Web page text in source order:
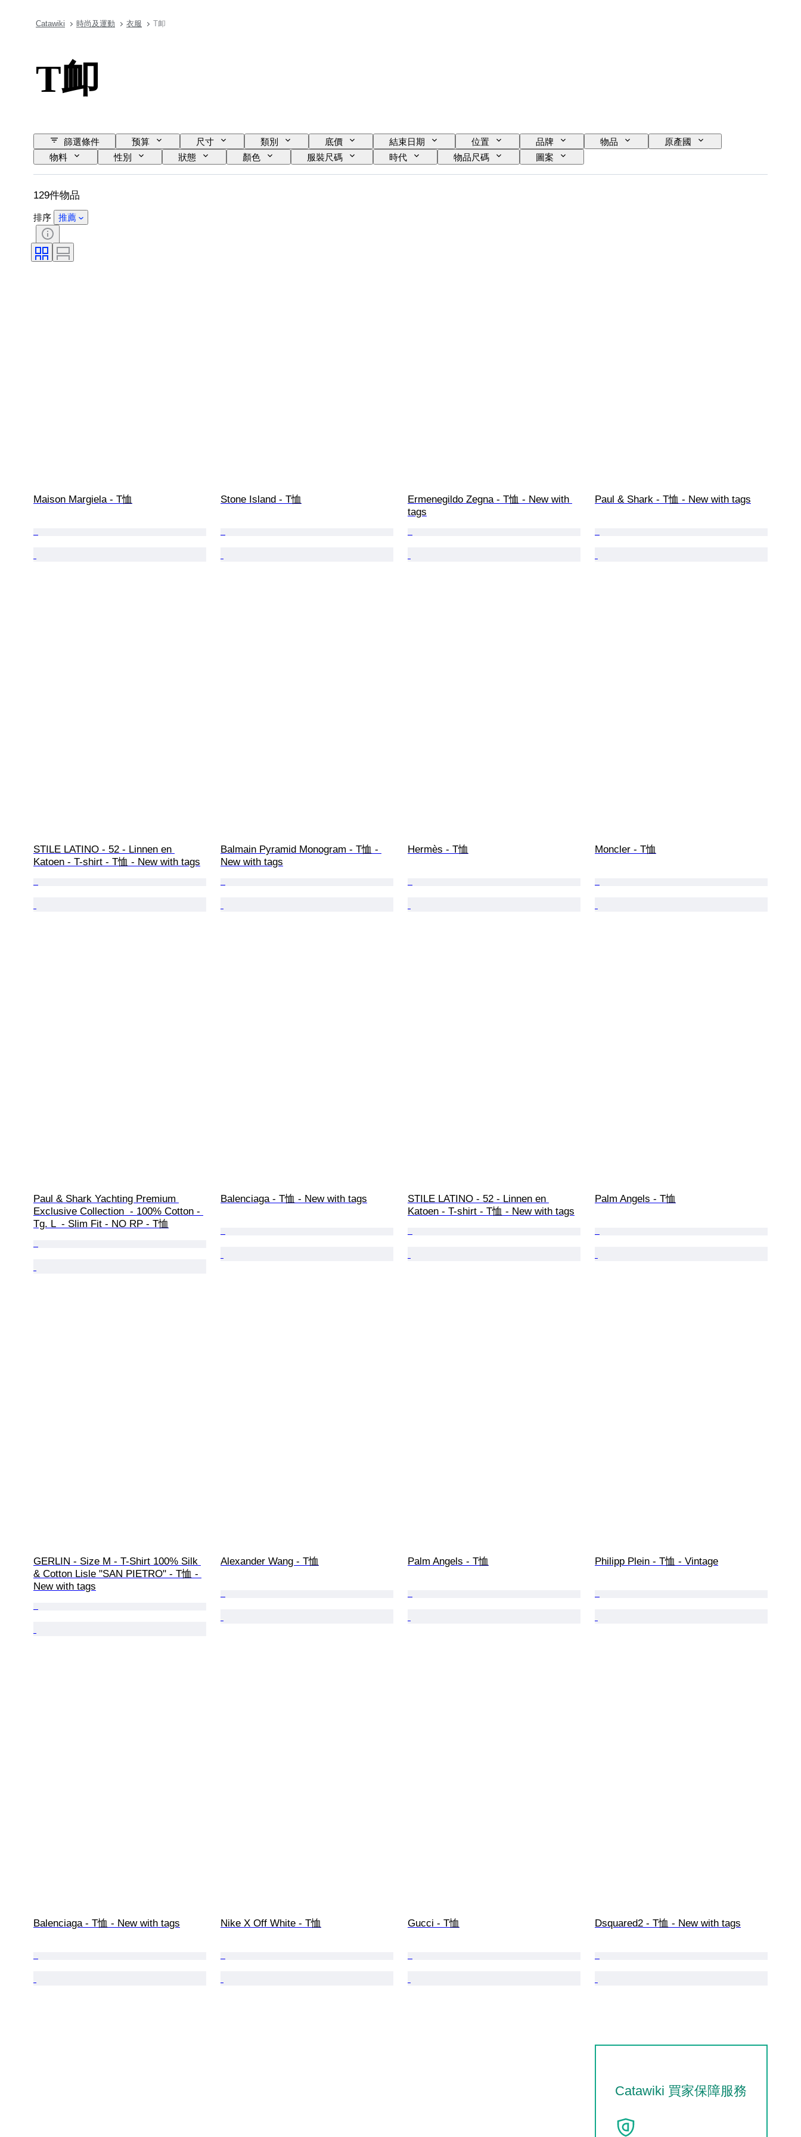
Catawiki 時尚及運動 衣服 T卹
T卹
篩選條件 预算 尺寸 類別 底價 結束日期 位置 品牌 物品
原產國
物料
性別 狀態 顏色 服裝尺碼 時代 物品尺碼 圖案
129件物品
排序 推薦
Maison Margiela - T恤 Stone Island - T恤
Ermenegildo Zegna - T恤 - New with
tags
Paul & Shark - T恤 - New with tags
STILE LATINO - 52 - Linnen en
Katoen - T-shirt - T恤 - New with tags
Balmain Pyramid Monogram - T恤 -
New with tags
Hermès - T恤 Moncler - T恤
Paul & Shark Yachting Premium
Exclusive Collection  - 100% Cotton -
Tg. L  - Slim Fit - NO RP - T恤
Balenciaga - T恤 - New with tags
STILE LATINO - 52 - Linnen en
Katoen - T-shirt - T恤 - New with tags
Palm Angels - T恤
GERLIN - Size M - T-Shirt 100% Silk
& Cotton Lisle "SAN PIETRO" - T恤 -
New with tags
Alexander Wang - T恤 Palm Angels - T恤 Philipp Plein - T恤 - Vintage
Balenciaga - T恤 - New with tags Nike X Off White - T恤 Gucci - T恤 Dsquared2 - T恤 - New with tags
Catawiki 買家保障服務